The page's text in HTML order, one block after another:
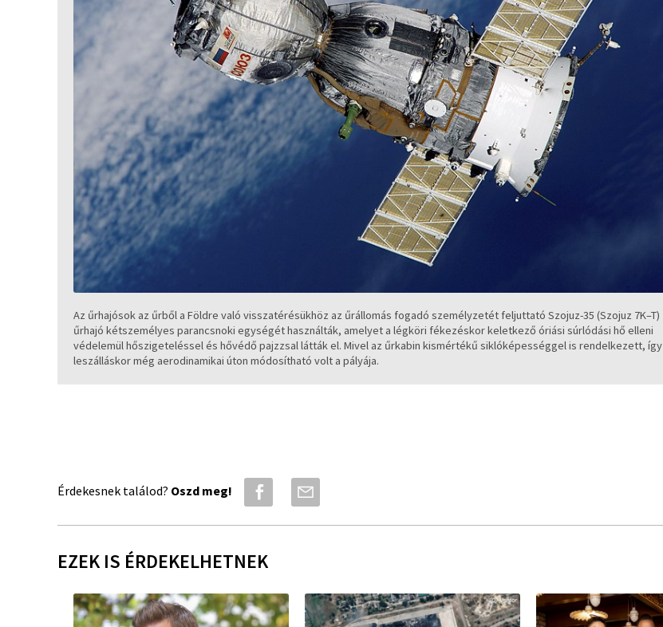
Az űrhajósok az űrből a Földre való visszatérésükhöz az űrállomás fogadó személyzetét feljuttató Szojuz-35 (Szojuz 7K–T)
űrhajó kétszemélyes parancsnoki egységét használták, amelyet a légköri fékezéskor keletkező óriási súrlódási hő elleni
védelemül hőszigeteléssel és hővédő pajzzsal látták el. Mivel az űrkabin kismértékű siklóképességgel is rendelkezett, így
leszálláskor még aerodinamikai úton módosítható volt a pályája.
Érdekesnek találod? Oszd meg!
EZEK IS ÉRDEKELHETNEK